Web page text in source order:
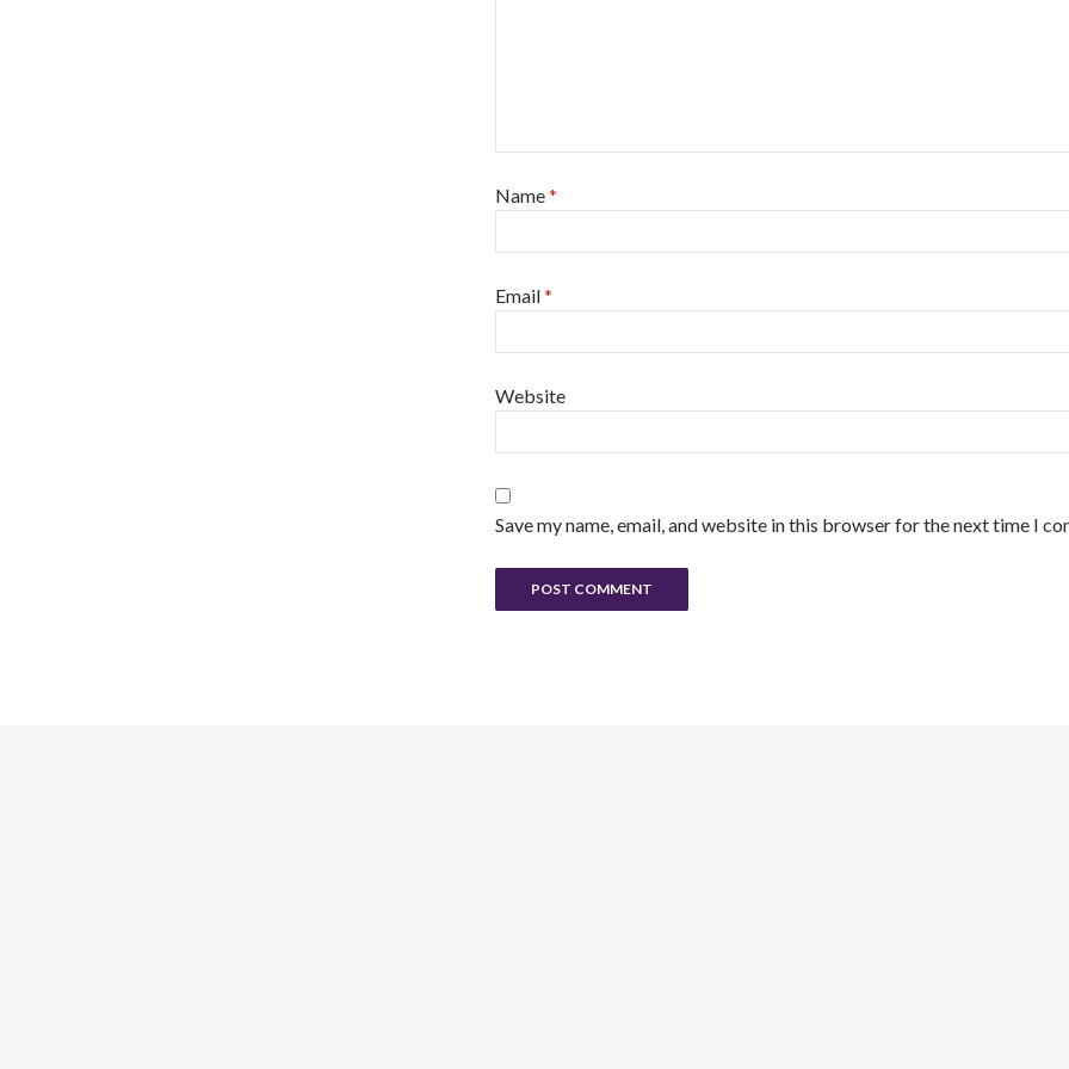
Name*
Email*
Website
Save my name, email, and website in this browser for the next time I